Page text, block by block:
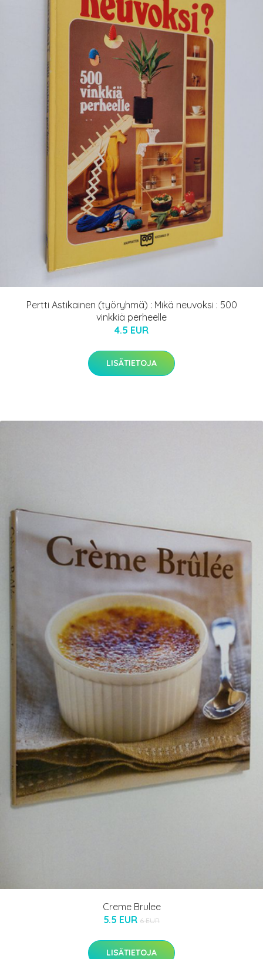
Pertti Astikainen (työryhmä) : Mikä neuvoksi : 500
vinkkiä perheelle
4.5 EUR
LISÄTIETOJA
Creme Brulee
5.5 EUR 6 EUR
LISÄTIETOJA